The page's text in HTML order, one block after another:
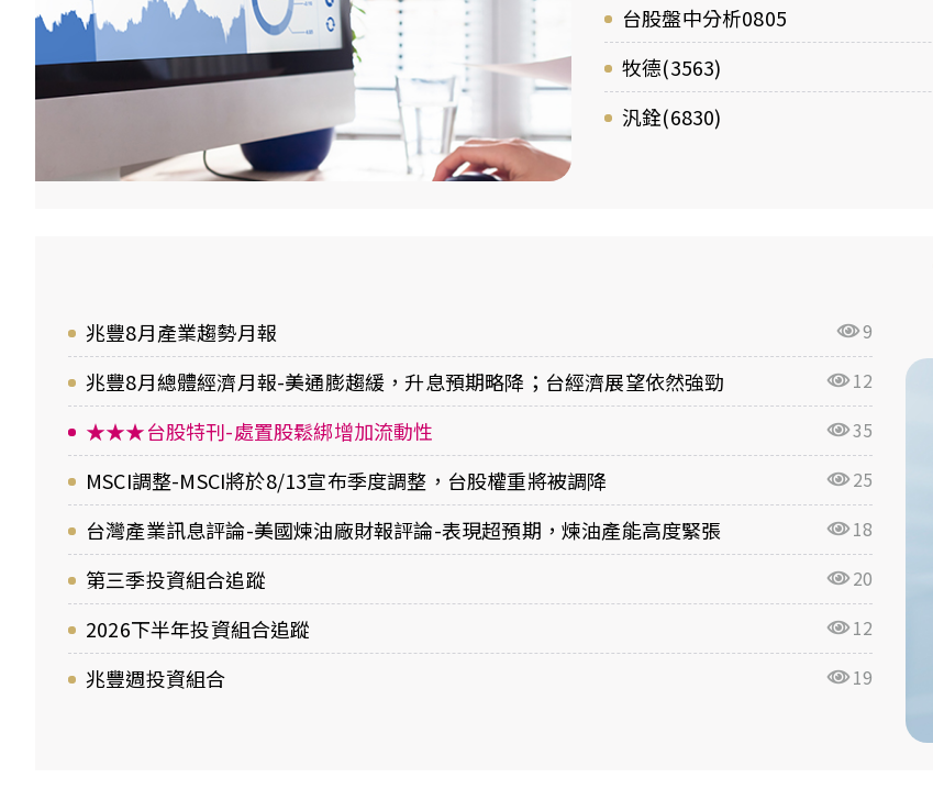
台股盤中分析0805
牧德(3563)
汎銓(6830)
兆豐8月產業趨勢月報 9
兆豐8月總體經濟月報-美通膨趨緩，升息預期略降；台經濟展望依然強勁 12
★★★台股特刊-處置股鬆綁增加流動性 35
MSCI調整-MSCI將於8/13宣布季度調整，台股權重將被調降 25
台灣產業訊息評論-美國煉油廠財報評論-表現超預期，煉油產能高度緊張 18
第三季投資組合追蹤 20
2026下半年投資組合追蹤 12
兆豐週投資組合 19